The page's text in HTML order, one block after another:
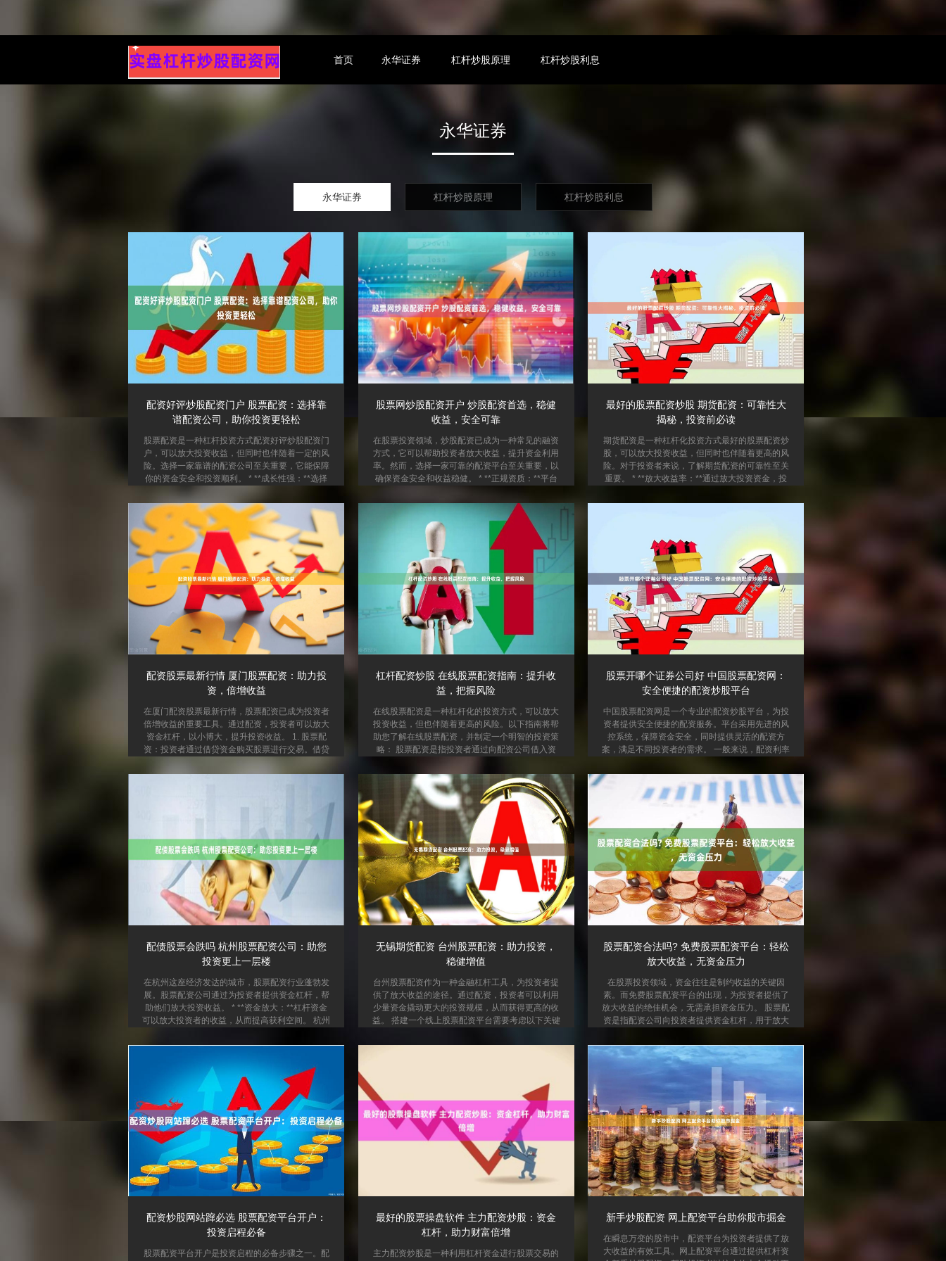
首页 永华证券 杠杆炒股原理 杠杆炒股利息
永华证券
永华证券 杠杆炒股原理 杠杆炒股利息
配资好评炒股配资门户 股票配资：选择靠
谱配资公司，助你投资更轻松
股票配资是一种杠杆投资方式配资好评炒股配资门
户，可以放大投资收益，但同时也伴随着一定的风
险。选择一家靠谱的配资公司至关重要，它能保障
你的资金安全和投资顺利。 * **成长性强：**选择
的红利。 **如何选择靠谱配资公司？** * **资质齐
全：**选择持有正规金融牌照的配资公司，确保其
合法合规。 * **资金实力雄厚：**配资公司应拥有
充足的资金实力，以保障你的资金安全。 * **风控
体系完善：**选择风控体系完善的配资公司，能有
效控制风险，避免爆仓...
股票网炒股配资开户 炒股配资首选，稳健
收益，安全可靠
在股票投资领域，炒股配资已成为一种常见的融资
方式，它可以帮助投资者放大收益，提升资金利用
率。然而，选择一家可靠的配资平台至关重要，以
确保资金安全和收益稳健。 * **正规资质：**平台
荐您选择一家拥有以下特点的炒股配资平台： * **
安全可靠：**平台拥有正规资质，资金托管在第三
方监管机构，保障资金安全。 * **稳健收益：**平
台提供合理的配资杠杆，控制风险，确保收益稳
定。 * **专业团队：**平台拥有经验丰富的投资团
队，提供专业指导和风险控制...
最好的股票配资炒股 期货配资：可靠性大
揭秘，投资前必读
期货配资是一种杠杆化投资方式最好的股票配资炒
股，可以放大投资收益，但同时也伴随着更高的风
险。对于投资者来说，了解期货配资的可靠性至关
重要。 * **放大收益率：**通过放大投资资金，投
* **监管合规性：**选择受监管的配资平台，确保
**风控能力：**配资平台应具备完善的风控体系，
包括止损机制、风险预警等。 * **口碑和信誉：**
查看平台的行...
配资股票最新行情 厦门股票配资：助力投
资，倍增收益
在厦门配资股票最新行情，股票配资已成为投资者
倍增收益的重要工具。通过配资，投资者可以放大
资金杠杆，以小博大，提升投资收益。 1. 股票配
资：投资者通过借贷资金购买股票进行交易。借贷
益。 厦门股票配资平台众多，提供灵活的配资方
行实时监控，确保资金安全。 股票配资具有以下优
势：...
杠杆配资炒股 在线股票配资指南：提升收
益，把握风险
在线股票配资是一种杠杆化的投资方式，可以放大
投资收益，但也伴随着更高的风险。以下指南将帮
助您了解在线股票配资，并制定一个明智的投资策
略： 股票配资是指投资者通过向配资公司借入资
式。配资公司通常会提供1:1、1:2、1:3等不同杠杆
倍数，投资者可以根据自身风险承受能力选择合适
的杠杆。 **了解配资机制** 股票配资是指向投资者
提供资金杠杆，以放大其投资规模。例如，如果您
的账户中有 10,000 美元，您可以使用 1:10 的配资
比例，将投资规模放大至 1...
股票开哪个证券公司好 中国股票配资网：
安全便捷的配资炒股平台
中国股票配资网是一个专业的配资炒股平台，为投
资者提供安全便捷的配资服务。平台采用先进的风
控系统，保障资金安全，同时提供灵活的配资方
案，满足不同投资者的需求。 一般来说，配资利率
的成本较低，但风险也相对较大。利率较高时，投
资者借钱炒股的成本较高，但风险也相对较小。 **
安全保障** 中国股票配资网采用多重安全措施，包
括： * SSL加密技术，保护用户隐私和资金安全 *
风控系统，实时监控市场动态，及时预警和止损 *
资金托管，与第三方支付平台合作，确...
配债股票会跌吗 杭州股票配资公司：助您
投资更上一层楼
在杭州这座经济发达的城市，股票配资行业蓬勃发
展。股票配资公司通过为投资者提供资金杠杆，帮
助他们放大投资收益。 * **资金放大：**杠杆资金
可以放大投资者的收益，从而提高获利空间。 杭州
为投资者提供量身定制的配资方案。他们会根据投
合适的配资比例和期限。 配资可以帮助投资者抓住
市场机遇，放大投资收益。例如，一位投资者拥有
10万元资金，通过配资公司获得5倍杠杆，即可拥
有50万元的资金进行投资。如果投资收益率为1...
无锡期货配资 台州股票配资：助力投资，
稳健增值
台州股票配资作为一种金融杠杆工具，为投资者提
供了放大收益的途径。通过配资，投资者可以利用
少量资金撬动更大的投资规模，从而获得更高的收
益。 搭建一个线上股票配资平台需要考虑以下关键
谨慎考察其资质、风控能力和服务水平。正规可靠
控严格：**制定完善的风控体系，保障投资者的资
金安全。 * **服务专业：**提供专业的投资咨询和
指导，帮助投资者制定合理的投资...
股票配资合法吗? 免费股票配资平台：轻松
放大收益，无资金压力
在股票投资领域，资金往往是制约收益的关键因
素。而免费股票配资平台的出现，为投资者提供了
放大收益的绝佳机会，无需承担资金压力。 股票配
资是指配资公司向投资者提供资金杠杆，用于放大
资公司提供一定倍数的资金，用于购买股票。 免费
股票配资平台允许投资者以杠杆的形式借入资金进
行股票交易。这意味着投资者可以用较少的自有资
金撬动更大的资金量，从而放大潜在收益。 与传统
配资平台不同，免费股票配资平台不收取任何利息
或手续费。投资者只需支付一定比例的保证金，即
可获得杠杆...
配资炒股网站蹿必选 股票配资平台开户：
投资启程必备
股票配资平台开户是投资启程的必备步骤之一。配
最好的股票操盘软件 主力配资炒股：资金
杠杆，助力财富倍增
主力配资炒股是一种利用杠杆资金进行股票交易的
新手炒股配资 网上配资平台助你股市掘金
在瞬息万变的股市中，配资平台为投资者提供了放
大收益的有效工具。网上配资平台通过提供杠杆资